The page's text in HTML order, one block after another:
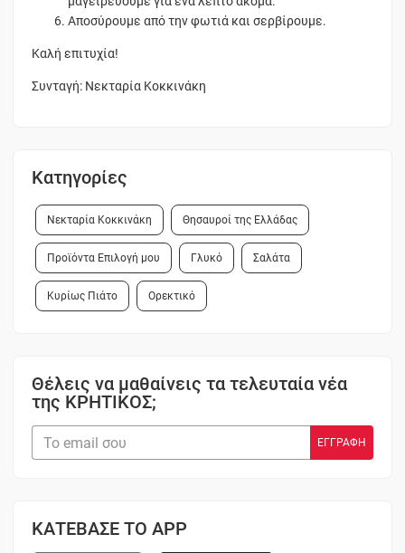
Αποσύρουμε από την φωτιά και σερβίρουμε.
Καλή επιτυχία!
Συνταγή: Νεκταρία Κοκκινάκη
Κατηγορίες
Νεκταρία Κοκκινάκη Θησαυροί της Ελλάδας
Προϊόντα Επιλογή μου Γλυκό Σαλάτα
Κυρίως Πιάτο Ορεκτικό
Θέλεις να μαθαίνεις τα τελευταία νέα
της ΚΡΗΤΙΚΟΣ;
ΚΑΤΕΒΑΣΕ ΤΟ APP